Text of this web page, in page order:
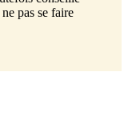
pas se faire